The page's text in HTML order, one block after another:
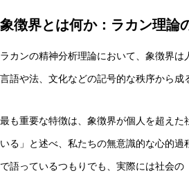
象徴界とは何か：ラカン理論
ラカンの精神分析理論において、象徴界
言語や法、文化などの記号的な秩序から
最も重要な特徴は、象徴界が個人を超え
いる」と述べ、私たちの無意識的な心的
で語っているつもりでも、実際には社会